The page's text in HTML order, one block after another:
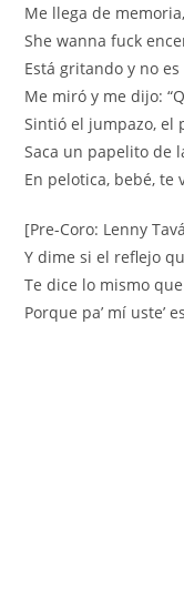
Me llega de
She wanna fuck
Está gritando y no
Me miró y me dijo:
Sintió el jumpazo, el
Saca un papelito de
En pelotica, bebé, te
[Pre-Coro: Lenny
Y dime si el reflejo
Te dice lo mismo
Porque pa’ mí uste’